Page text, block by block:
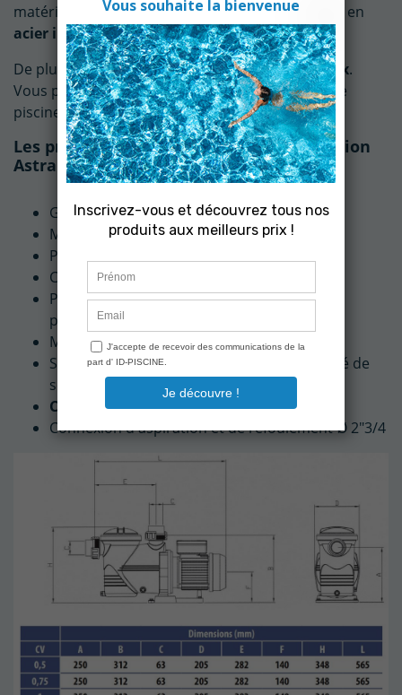
(2 avis)
matériaux résistant à la corrosion et son moteur en
acier inoxydable AISI-316.
De plus, son fonctionnement estultra silencieux.
Vous pourrez ainsi profiter paisiblement de votre
piscine durant la saison des baignades.
Les principaux atouts de la Pompe filtration
Astral NIAGARA 3 cv Mono 27 m3/h
Grande résistance
Moteur de protection IP55
Préfiltre grande capacité
Corps de pompe en polypropylène
Pré-filtre avec couvercle transparent en
polycarbonate
Moteur silencieux
Système de fermeture rapide fourni avec clé de
serrage
Compatible traitement au sel
Connexion d'aspiration et de refoulement Ø 2"3/4